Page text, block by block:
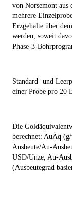
von Norsemont aus
mehrere
Erzgehalte über
werden, soweit
Phase-3-
Standard- und
einer Probe pro 20
Die
berechnet: AuÄq
Ausbeute/Au-
USD/Unze, Au-
(Ausbeutegrad